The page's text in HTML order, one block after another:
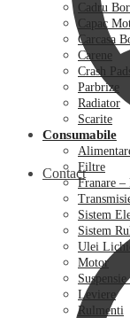
Contact
Cadru
Capac
Carcasa
Carene
Crash
Parbrize
Radiator
Scarite
Consumabile
Filtre
Franare
Sistem
Sistem
Ulei
Motor
Leviere
Rulmenti